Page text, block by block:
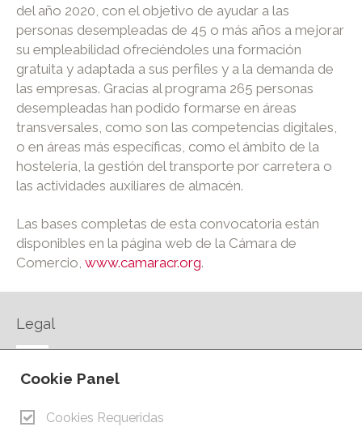
del año 2020, con el objetivo de ayudar a las
personas desempleadas de 45 o más años a mejorar
su empleabilidad ofreciéndoles una formación
gratuita y adaptada a sus perfiles y a la demanda de
las empresas. Gracias al programa 265 personas
desempleadas han podido formarse en áreas
transversales, como son las competencias digitales,
o en áreas más específicas, como el ámbito de la
hostelería, la gestión del transporte por carretera o
las actividades auxiliares de almacén.
Las bases completas de esta convocatoria están
disponibles en la página web de la Cámara de
Comercio, www.camaracr.org.
Legal
AVISO LEGAL
CONTACTO
Cookie Panel
Cookies Requeridas